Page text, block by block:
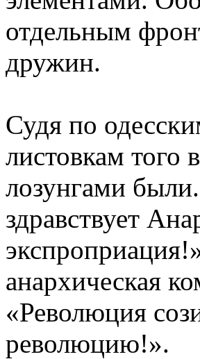
отдельным
дружин.
Судя по
листовкам того
лозунгами
здравствует
анархическая
«Революция
революцию!».